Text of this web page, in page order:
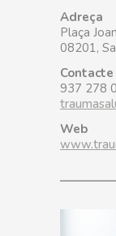
Adreça
Plaça
08201,
Contacte
937 278
Web